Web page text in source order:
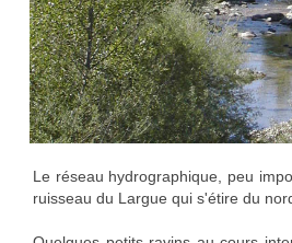
Le réseau hydrographique, peu
ruisseau du Largue qui s'étire du